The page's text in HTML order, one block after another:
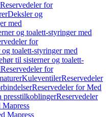
Reservedeler for
Deksler og
med
og toalett-styringer med
for
toalett-styringer med
til sisterner og toalett-
Reservedeler for
KuleventilerReservedeler
Reservedeler for Med
presstilkoblingerReservedeler
Mapress
Mapress